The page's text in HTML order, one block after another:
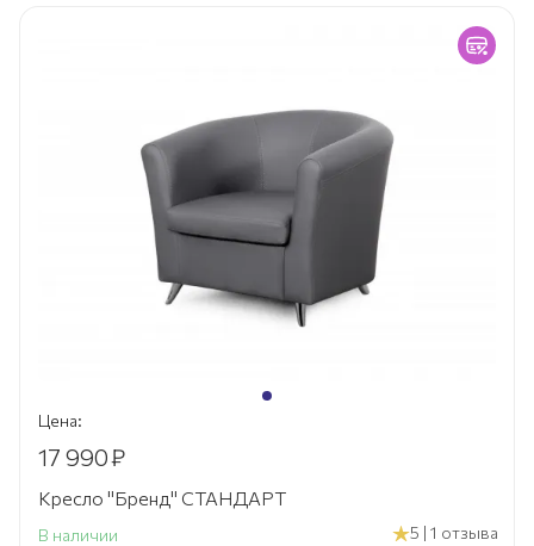
Цена:
17 990₽
Кресло "Бренд" СТАНДАРТ
В наличии 5 | 1 отзыва